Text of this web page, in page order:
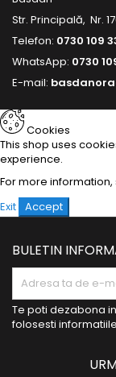
Str. Principală, Nr.
Telefon: 0730 109
WhatsApp: 0730
E-mail:
Cookies
This shop uses
experience.
For more
Exit Accept
BULETIN
Te poti dezabona
folosesti